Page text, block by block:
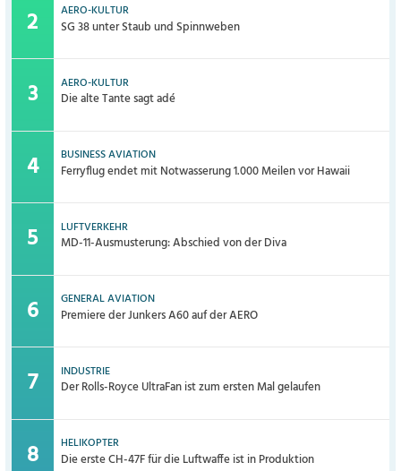
AERO-KULTUR
SG 38 unter Staub und Spinnweben
AERO-KULTUR
Die alte Tante sagt adé
BUSINESS AVIATION
Ferryflug endet mit Notwasserung 1.000 Meilen vor Hawaii
LUFTVERKEHR
MD-11-Ausmusterung: Abschied von der Diva
GENERAL AVIATION
Premiere der Junkers A60 auf der AERO
INDUSTRIE
Der Rolls-Royce UltraFan ist zum ersten Mal gelaufen
HELIKOPTER
Die erste CH-47F für die Luftwaffe ist in Produktion